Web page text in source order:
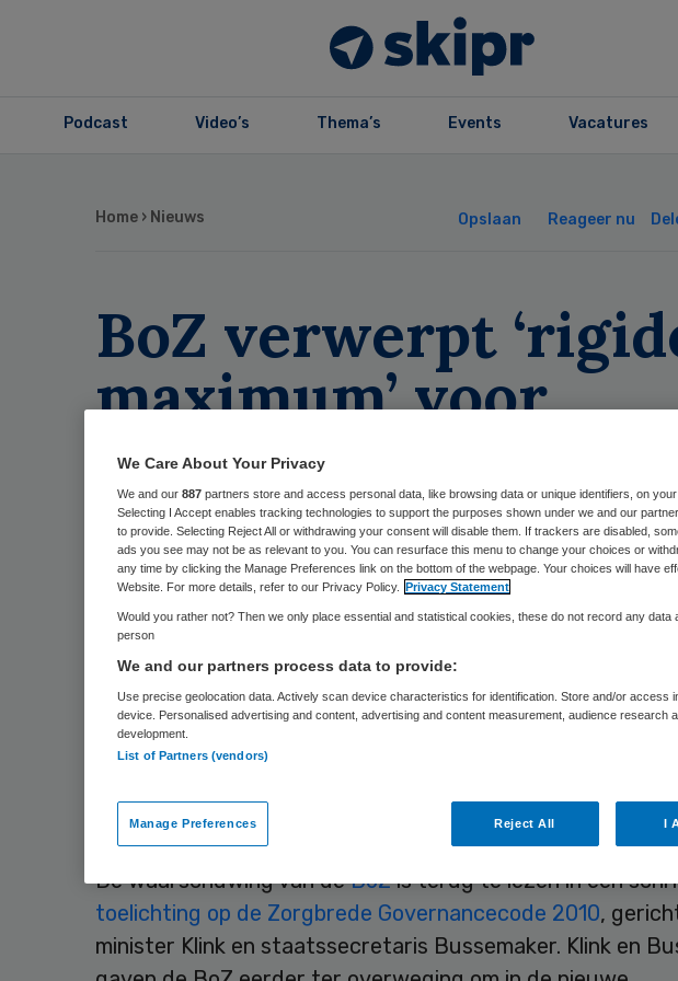
Podcast Video’s Thema’s Events Vacatures
Home › Nieuws Opslaan Reageer nu
BoZ verwerpt
maximum’ voor
nevenfuncties
Skipr Redactie 4 februari 2010,12:38 41 keer gelezen
De Brancheorganisaties Zorg (BoZ) zijn tegen een
beperking van het aantal toezichtfuncties. Volgens de
een dergelijk maximum neer op vernietiging van
toezichthoudend potentieel’.
Code Tabaksblat
De waarschuwing van deBoZis terug te lezen in een
toelichting op de Zorgbrede Governancecode 2010,
minister Klink en staatssecretaris Bussemaker. Klink en
We Care About Your Privacy
We and our 887 partners store and access personal data, like browsing data or unique identifiers, on your
Selecting I Accept enables tracking technologies to support the purposes shown under we and our
to provide. Selecting Reject All or withdrawing your consent will disable them. If trackers are disabled,
ads you see may not be as relevant to you. You can resurface this menu to change your choices or
any time by clicking the Manage Preferences link on the bottom of the webpage. Your choices will have
Website. For more details, refer to our Privacy Policy. Privacy Statement
Would you rather not? Then we only place essential and statistical cookies, these do not record any data
person
We and our partners process data to provide:
Use precise geolocation data. Actively scan device characteristics for identification. Store and/or access
device. Personalised advertising and content, advertising and content measurement, audience research
development.
List of Partners (vendors)
Manage Preferences Reject All I